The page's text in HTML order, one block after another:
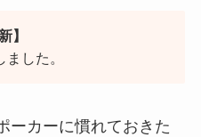
】
した。
ーカーに慣れておきた